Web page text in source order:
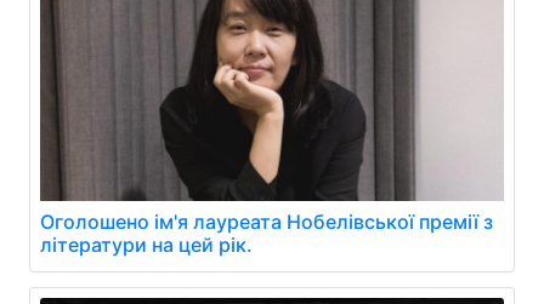
Оголошено ім'я лауреата Нобелівської премії з
літератури на цей рік.